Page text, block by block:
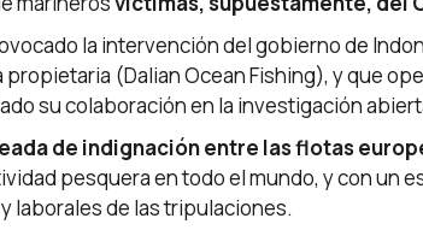
la intervención del gobierno de
(Dalian Ocean Fishing), y que
su colaboración en la investigación
de indignación entre las flotas
pesquera en todo el mundo, y con un
laborales de las tripulaciones.